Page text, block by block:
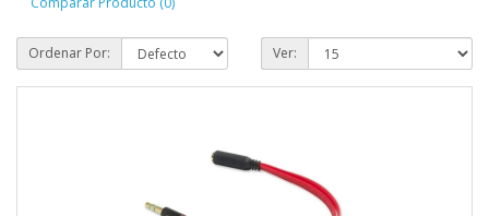
Ordenar Por: Ver: